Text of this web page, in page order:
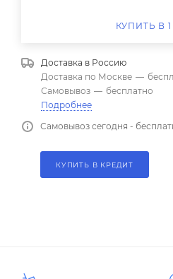
КУПИТЬ В
Доставка в Россию
Доставка по Москве —
Самовывоз — бесплатно
Подробнее
Самовывоз сегодня -
КУПИТЬ В КРЕДИТ